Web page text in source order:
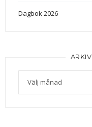
Dagbok 2026
ARKIV
Arkiv